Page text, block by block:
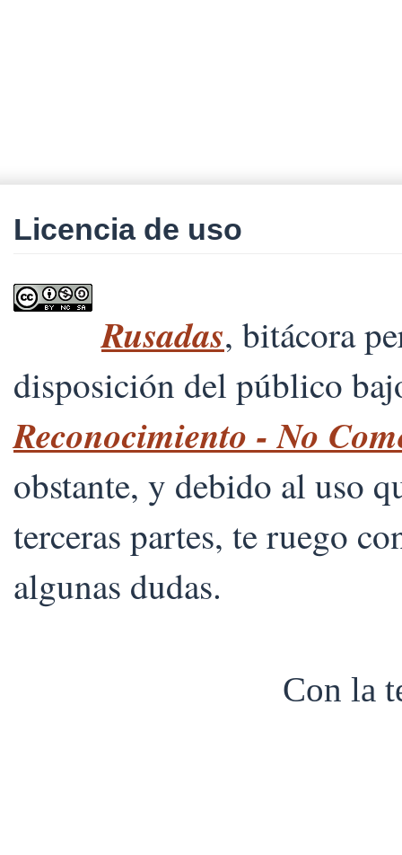
Licencia de uso
Rusadas, bitácora
disposición del público
Reconocimiento - No
obstante, y debido al uso
terceras partes, te ruego
algunas dudas.
Con la